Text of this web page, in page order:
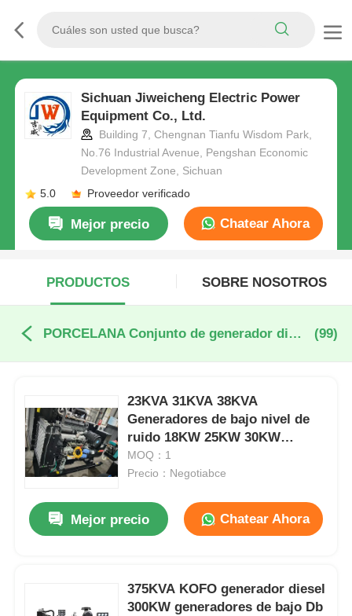
Sichuan Jiweicheng Electric Power
Equipment Co., Ltd.
Building 7, Chengnan Tianfu Wisdom Park,
No.76 Industrial Avenue, Pengshan Economic
Development Zone, Sichuan
5.0
Proveedor verificado
Mejor precio Chatear Ahora
PRODUCTOS SOBRE NOSOTROS
PORCELANA Conjunto de generador diesel (99)
23KVA 31KVA 38KVA
Generadores de bajo nivel de
ruido 18KW 25KW 30KW
Generador KOFO
MOQ：1
Precio：Negotiabce
Mejor precio Chatear Ahora
375KVA KOFO generador diesel
300KW generadores de bajo Db